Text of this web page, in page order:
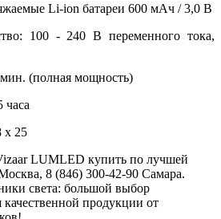
Li-ion батареи 600 мАч / 3,0 В
100 - 240 В переменного тока,
(полная мощность)
часа
х 25
LUMLED купить по лучшей
8 (846) 300-42-90 Самара.
света: большой выбор
качественной продукции от